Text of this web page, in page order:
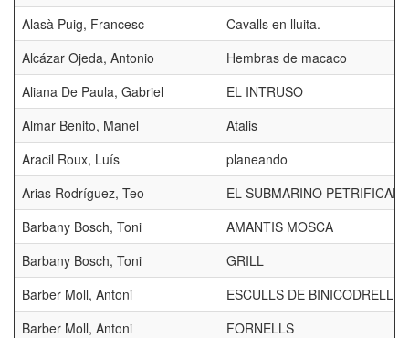
Alasà Puig, Francesc
Cavalls en lluita.
Alcázar Ojeda, Antonio
Hembras de macaco
Aliana De Paula, Gabriel
EL INTRUSO
Almar Benito, Manel
Atalis
Aracil Roux, Luís
planeando
Arias Rodríguez, Teo
EL SUBMARINO
Barbany Bosch, Toni
AMANTIS MOSCA
Barbany Bosch, Toni
GRILL
Barber Moll, Antoni
ESCULLS DE BINICODRELL
Barber Moll, Antoni
FORNELLS